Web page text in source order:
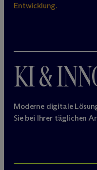
Entwicklung.
KI &
Moderne digitale
Sie bei Ihrer täglichen